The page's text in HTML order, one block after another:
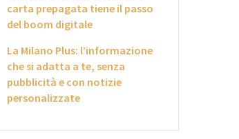
carta prepagata tiene il passo
del boom digitale
La Milano Plus: l’informazione
che si adatta a te, senza
pubblicità e con notizie
personalizzate